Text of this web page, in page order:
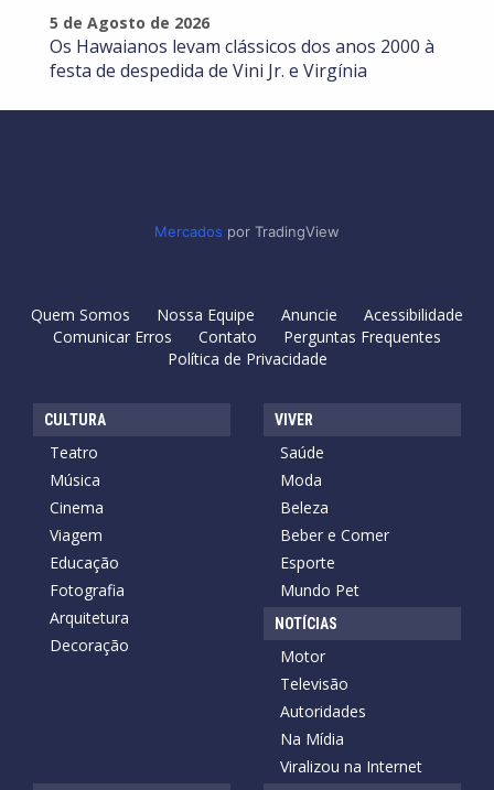
5 de Agosto de 2026
Os Hawaianos levam clássicos dos anos 2000 à
festa de despedida de Vini Jr. e Virgínia
Mercados por TradingView
Quem Somos Nossa Equipe Anuncie
Acessibilidade
Comunicar Erros
Contato
Perguntas Frequentes
Política de Privacidade
CULTURA
Teatro
Música
Cinema
Viagem
Educação
Fotografia
Arquitetura
Decoração
VIVER
Saúde
Moda
Beleza
Beber e Comer
Esporte
Mundo Pet
NOTÍCIAS
Motor
Televisão
Autoridades
Na Mídia
Viralizou na Internet